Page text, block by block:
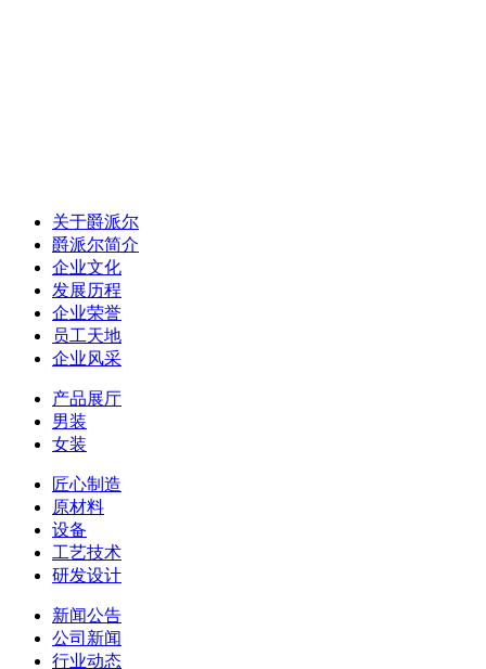
关于爵派尔
爵派尔简介
企业文化
发展历程
企业荣誉
员工天地
企业风采
产品展厅
男装
女装
匠心制造
原材料
设备
工艺技术
研发设计
新闻公告
公司新闻
行业动态